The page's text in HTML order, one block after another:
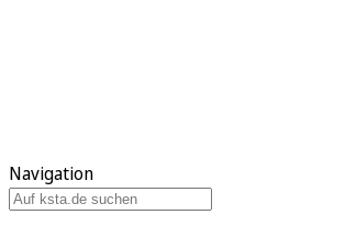
Navigation